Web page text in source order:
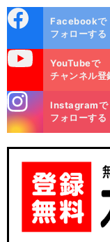
ok
Facebookで
フォローする
YouTubeで
チャンネル登
m
Instagramで
フォローする